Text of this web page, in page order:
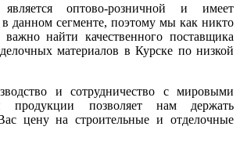
оптово-розничной и имеет
данном сегменте, поэтому мы как никто
найти качественного поставщика
материалов в Курске по низкой
и сотрудничество с мировыми
продукции позволяет нам держать
цену на строительные и отделочные